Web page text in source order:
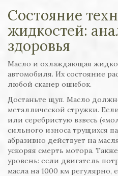
Состояние
жидкостей:
здоровья
Масло и охлаждающая
автомобиля. Их состояние
любой сканер ошибок.
Достаньте щуп. Масло
металлической стружки.
или серебристую взвесь
сильного износа трущихся
абразивно действует на
ускоряя смерть мотора.
уровень: если двигатель
масла на 1000 км регулярно,